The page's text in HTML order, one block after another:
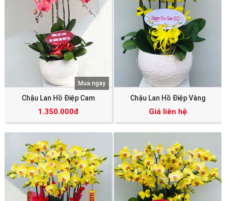
Chậu Lan Hồ Điệp Cam
1.350.000đ
Mua ngay
Chậu Lan Hồ Điệp Vàng
Giá liên hệ